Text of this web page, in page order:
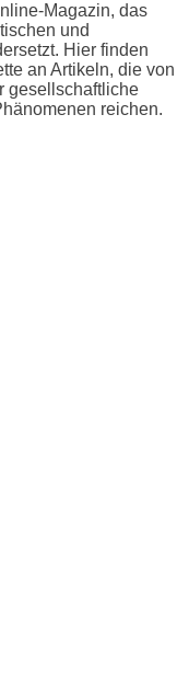
Magazin, das
und
Hier finden
an Artikeln, die von
gesellschaftliche
reichen.